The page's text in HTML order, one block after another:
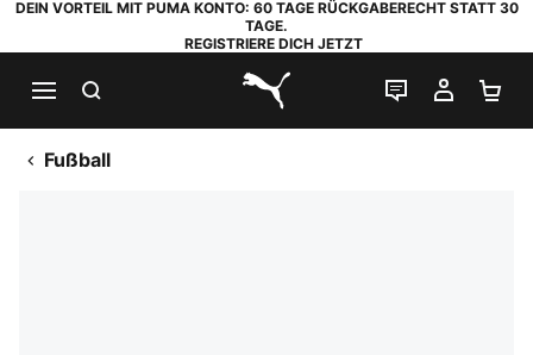
DEIN VORTEIL MIT PUMA KONTO: 60 TAGE RÜCKGABERECHT STATT 30
TAGE.
REGISTRIERE DICH JETZT
PUMA.com
LIVE-CHAT
MEIN
Fußball